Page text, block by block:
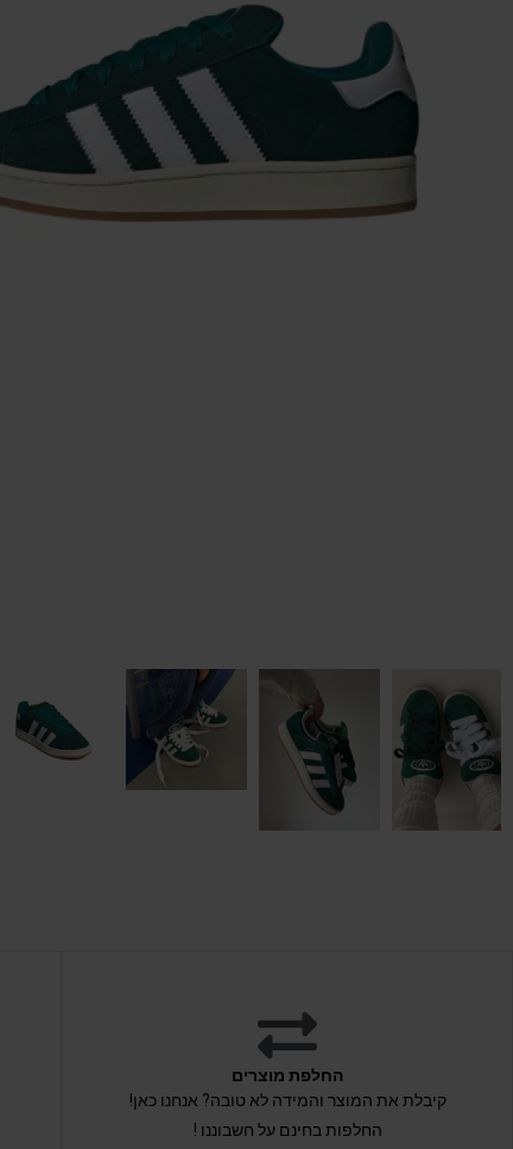
החלפת מוצרים
קיבלת את המוצר והמידה לא טובה? אנחנו כאן!
החלפות בחינם על חשבוננו !